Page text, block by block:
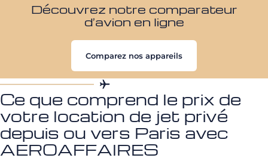
Découvrez notre comparateur
d’avion en ligne
Comparez nos appareils
Ce que comprend le prix de
votre location de jet privé
depuis ou vers Paris avec
AEROAFFAIRES